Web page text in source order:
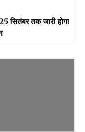
सितंबर तक जारी होगा